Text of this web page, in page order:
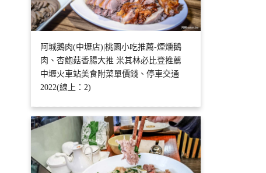
阿城鵝肉(中壢店)|桃園小吃推薦-煙燻鵝
肉、杏鮑菇香腸大推 米其林必比登推薦
中壢火車站美食附菜單價錢、停車交通
2022(線上：2)